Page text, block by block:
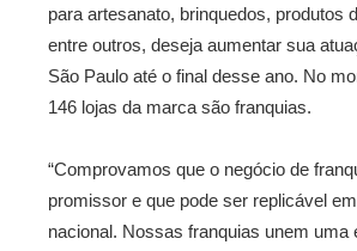
para artesanato, brinquedos, produtos
entre outros, deseja aumentar sua
São Paulo até o final desse ano. No
146 lojas da marca são franquias.
“Comprovamos que o negócio de
promissor e que pode ser replicável
nacional. Nossas franquias unem uma